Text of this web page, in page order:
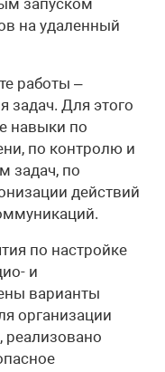
запуском
на удаленный
работы –
задач. Для этого
навыки по
по контролю и
задач, по
действий
по настройке
и
варианты
организации
реализовано